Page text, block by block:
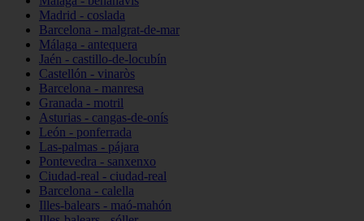
Madrid - coslada
Barcelona - malgrat-de-mar
Málaga - antequera
Jaén - castillo-de-locubín
Castellón - vinaròs
Barcelona - manresa
Granada - motril
Asturias - cangas-de-onís
León - ponferrada
Las-palmas - pájara
Pontevedra - sanxenxo
Ciudad-real - ciudad-real
Barcelona - calella
Illes-balears - maó-mahón